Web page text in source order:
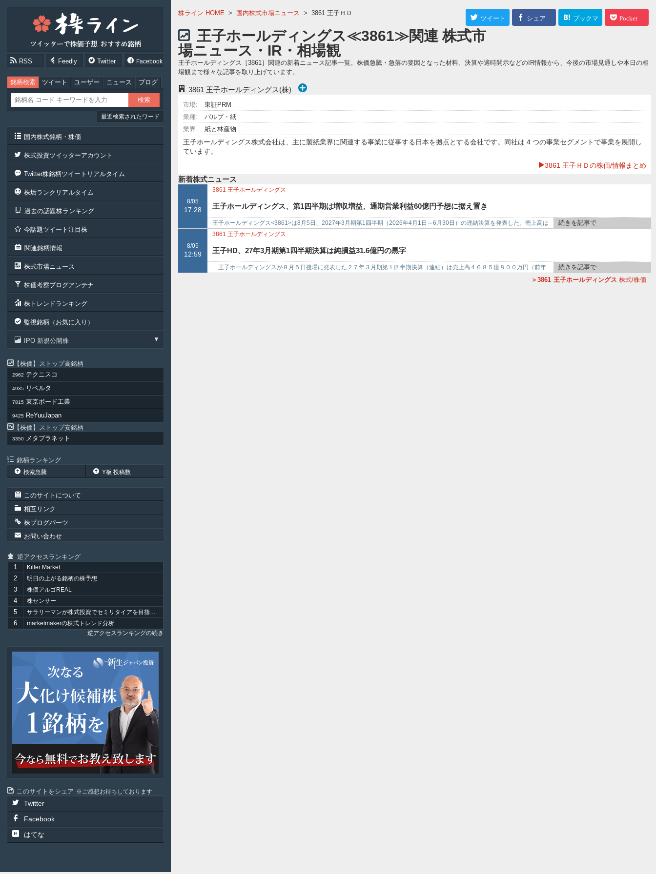
RSS Feedly Twitter Facebook
銘柄検索 ツイート ユーザー ニュース ブログ
最近検索されたワード
国内株式銘柄・株価
株式投資ツイッターアカウント
Twitter株銘柄ツイートリアルタイム
株垢ランクリアルタイム
過去の話題株ランキング
今話題ツイート注目株
関連銘柄情報
株式市場ニュース
株価考察ブログアンテナ
株トレンドランキング
監視銘柄（お気に入り）
IPO 新規公開株
株価 ストップ高銘柄
2962 テクニスコ
4935 リベルタ
7815 東京ボード工業
9425
ReYuuJapan
株価
ストップ安銘柄
3350 メタプラネット
銘柄ランキング
検索急騰 Y板 投稿数
このサイトについて
相互リンク
株ブログパーツ
お問い合わせ
逆アクセスランキング
1
Killer Market
2 明日の上がる銘柄の株予想
3 株価アルゴREAL
4 株センサー
5 サラリーマンが株式投資でセミリタイアを目指してみました。
6
marketmakerの株式トレンド分析
逆アクセスランキングの続き
このサイトをシェア ご感想お待ちしております
Twitter
Facebook
はてな
株ライン HOME > 国内株式市場ニュース > 3861 王子ＨＤ
ツイート シェア ブックマ Pocket
王子ホールディングス≪3861≫関連 株式市
場ニュース・IR・相場観
王子ホールディングス［3861］関連の新着ニュース記事一覧。株価急騰・急落の要因となった材料、決算や適時開示などのIR情報から、今後の市場見通しや本日の相
場観まで様々な記事を取り上げています。
3861 王子ホールディングス(株)
市場:
東証PRM
業種:
パルプ・紙
業界:
紙と林産物
王子ホールディングス株式会社は、主に製紙業界に関連する事業に従事する日本を拠点とする会社です。同社は 4 つの事業セグメントで事業を展開し
ています。
3861 王子ＨＤの株価/情報まとめ
新着株式ニュース
8/05
17:28
3861 王子ホールディングス
王子ホールディングス、第1四半期は増収増益、通期営業利益60億円予想に据え置き
王子ホールディングス<3861>は8月5日、2027年3月期第1四半期（2026年4月1日～6月30日）の連結決算を発表した。売上高は
4,685億円…
続きを記事で
8/05
12:59
3861 王子ホールディングス
王子HD、27年3月期第1四半期決算は純損益31.6億円の黒字
王子ホールディングスが８月５日後場に発表した２７年３月期第１四半期決算（連結）は売上高４６８５億８００万円（前年
続きを記事で
3861 王子ホールディングス 株式/株価